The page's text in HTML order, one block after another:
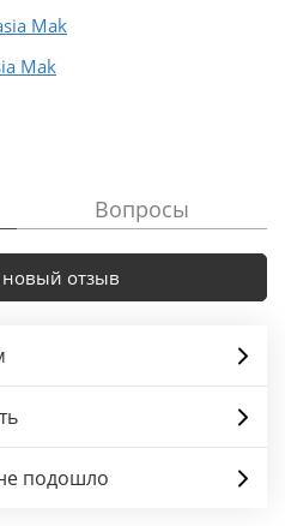
Mak
Mak
Вопросы
новый отзыв
подошло